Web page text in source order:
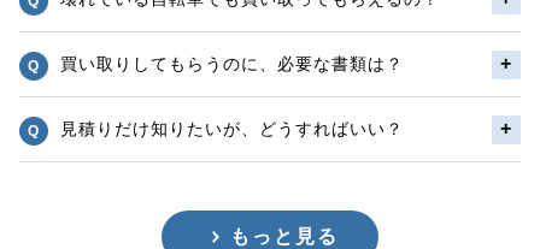
買い取りしてもらうのに、必要な書類は？
見積りだけ知りたいが、どうすればいい？
もっと見る